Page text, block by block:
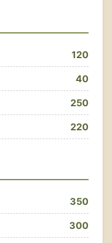
120
40
250
220
350
300